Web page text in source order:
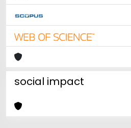
social impact